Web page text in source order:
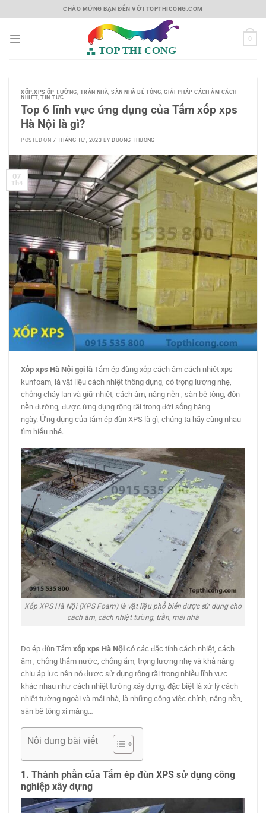
to
CHÀO MỪNG BẠN ĐẾN VỚI TOPTHICONG.COM
0
XỐP XPS ỐP TƯỜNG, TRẦN NHÀ, SÀN NHÀ BÊ TÔNG ,GIẢI PHÁP CÁCH ÂM CÁCH
NHIỆT,TIN TỨC
Top 6 lĩnh vực ứng dụng của Tấm xốp xps
Hà Nội là gì?
POSTED ON 7 THÁNG TƯ, 2023 BYDUONG THUONG
07
Th4
Xốp xps Hà Nội gọi làTấm ép đùng xốp cách âm cách nhiệt xps
kunfoam, là vật liệu cách nhiệt thông dụng, có trọng lượng nhẹ,
chống cháy lan và giữ nhiệt, cách âm, nâng nền , sàn bê tông, đôn
nền đường, được ứng dụng rộng rãi trong đời sống hàng
ngày. Ứng dụng của tấm ép đùn XPS là gì, chúng ta hãy cùng nhau
tìm hiểu nhé.
Xốp XPS Hà Nội (XPS Foam) là vật liệu phổ biến được sử dụng cho
cách âm, cách nhiệt tường, trần, mái nhà
Do ép đùn Tấmxốp xps Hà Nội có các đặc tính cách nhiệt, cách
âm , chống thấm nước, chống ẩm, trọng lượng nhẹ và khả năng
chịu áp lực nên nó được sử dụng rộng rãi trong nhiều lĩnh vực
khác nhau như cách nhiệt tường xây dựng, đặc biệt là xử lý cách
nhiệt tường ngoài và mái nhà, là những công việc chính, nâng nền,
sàn bê tông xi măng…
Nội dung bài viết
1. Thành phần của Tấm ép đùn XPS sử dụng công
nghiệp xây dựng